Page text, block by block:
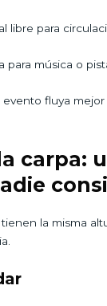
libre para
para música o
fluya mejor
carpa:
la misma